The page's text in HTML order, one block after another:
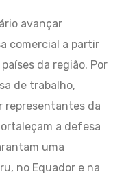
avançar
comercial a partir
da região. Por
de trabalho,
representantes da
a defesa
uma
no Equador e na